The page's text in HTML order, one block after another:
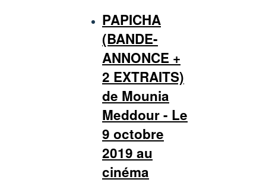
PAPICHA
(BANDE-
ANNONCE +
2 EXTRAITS)
de Mounia
Meddour - Le
9 octobre
2019 au
cinéma